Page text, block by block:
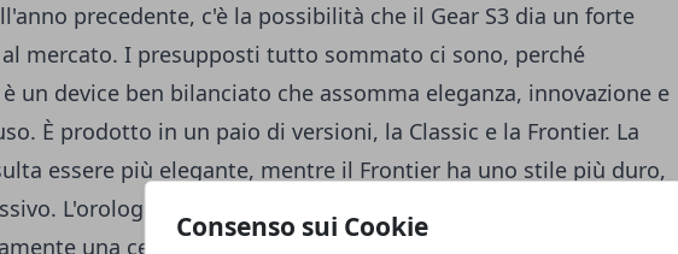
Consenso sui Cookie
precedente, c'è la possibilità che il Gear S3 dia un forte
al mercato. I presupposti tutto sommato ci sono, perché
un device ben bilanciato che assomma eleganza, innovazione e
È prodotto in un paio di versioni, la Classic e la Frontier. La
essere più elegante, mentre il Frontier ha uno stile più duro,
L'orologio è grande, ma il display deve assicurare
una certa visibilità. Il Gear S3 ha un display da 1.3 pollici,